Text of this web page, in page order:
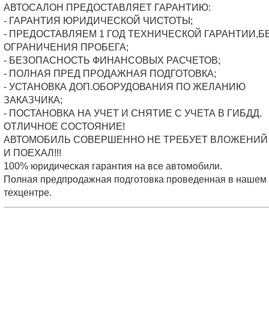
АВТОСАЛОН ПРЕДОСТАВЛЯЕТ ГАРАНТИЮ:
- ГАРАНТИЯ ЮРИДИЧЕСКОЙ ЧИСТОТЫ;
- ПРЕДОСТАВЛЯЕМ 1 ГОД ТЕХНИЧЕСКОЙ
ОГРАНИЧЕНИЯ ПРОБЕГА;
- БЕЗОПАСНОСТЬ ФИНАНСОВЫХ РАСЧЕТОВ;
- ПОЛНАЯ ПРЕД ПРОДАЖНАЯ ПОДГОТОВКА;
- УСТАНОВКА ДОП.ОБОРУДОВАНИЯ ПО ЖЕЛАНИЮ
ЗАКАЗЧИКА;
- ПОСТАНОВКА НА УЧЕТ И СНЯТИЕ С УЧЕТА В ГИБДД.
ОТЛИЧНОЕ СОСТОЯНИЕ!
АВТОМОБИЛЬ СОВЕРШЕННО НЕ ТРЕБУЕТ ВЛОЖЕНИЙ
И ПОЕХАЛ!!!
100% юридическая гарантия на все автомобили.
Полная предпродажная подготовка проведенная в нашем
техцентре.